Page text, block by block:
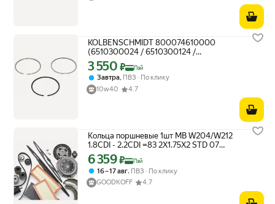
KOLBENSCHMIDT 800074610000
(6510300024 / 6510300124 /
800074610000_KS) кольца поршневые,
комплект
Цена с картой Яндекс Пэй 3550 ₽ вместо
3 550 ₽ Пэй
Завтра ПВЗ
По клику
10w40
4.7
Кольца поршневые 1шт MB W204/W212
1.8CDI - 2.2CDI =83 2X1.75X2 STD 07
Kolbenschmidt 800074610000
Цена с картой Яндекс Пэй 6359 ₽ вместо
6 359₽ Пэй
16 – 17 авг, ПВЗ
По клику
GOODKOFF
4.7